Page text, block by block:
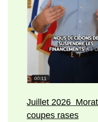
Juillet 2026
coupes rases